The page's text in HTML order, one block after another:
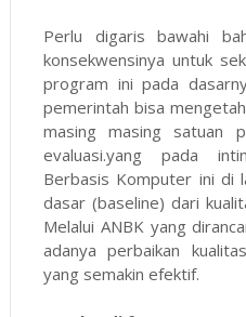
Perlu digaris bawahi
konsekwensinya untuk
program ini pada
pemerintah bisa
masing masing satuan
evaluasi.yang pada
Berbasis Komputer ini di
dasar (baseline) dari
Melalui ANBK yang
adanya perbaikan
yang semakin efektif.